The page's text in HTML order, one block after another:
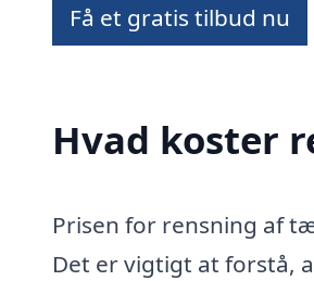
Få et gratis tilbud nu
Hvad koster
Prisen for rensning af
Det er vigtigt at forstå,